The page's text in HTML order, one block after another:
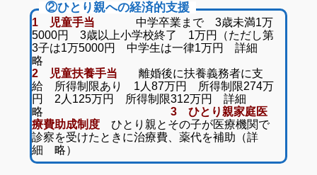
②ひとり親への経済的支援
1 児童手当
中学卒業まで 3歳未満1万
5000円 3歳以上小学校終了 1万円（ただし第
3子は1万5000円 中学生は一律1万円 詳細
略
2 児童扶養手当
離婚後に扶養義務者に支
給 所得制限あり 1人87万円 所得制限274万
円 2人125万円 所得制限312万円 詳細
略
3 ひとり親家庭医
療費助成制度 ひとり親とその子が医療機関で
診察を受けたときに治療費、薬代を補助（詳
細 略）